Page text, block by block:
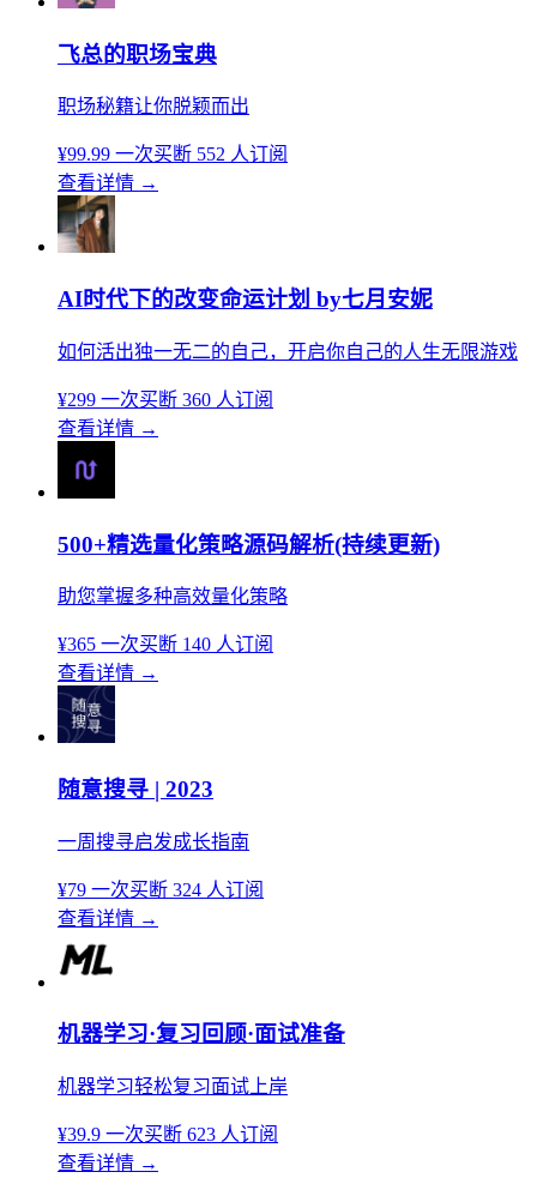
飞总的职场宝典
职场秘籍让你脱颖而出
¥99.99 一次买断 552 人订阅
查看详情 →
AI时代下的改变命运计划 by七月安妮
如何活出独一无二的自己，开启你自己的人生无限游戏
¥299 一次买断 360 人订阅
查看详情 →
500+精选量化策略源码解析(持续更新)
助您掌握多种高效量化策略
¥365 一次买断 140 人订阅
查看详情 →
随意搜寻 | 2023
一周搜寻启发成长指南
¥79 一次买断 324 人订阅
查看详情 →
机器学习·复习回顾·面试准备
机器学习轻松复习面试上岸
¥39.9 一次买断 623 人订阅
查看详情 →